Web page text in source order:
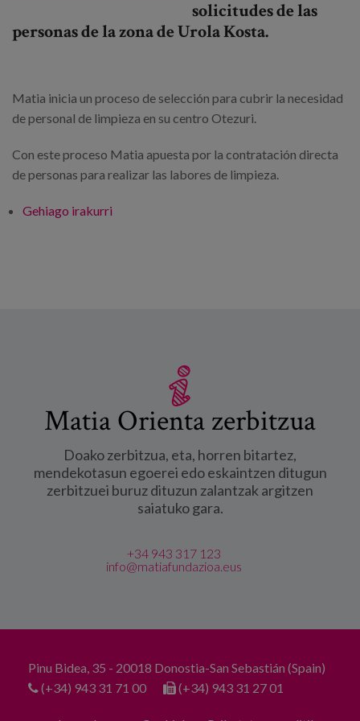
solicitudes de las
personas de la zona de Urola Kosta.
Matia inicia un proceso de selección para cubrir la necesidad
de personal de limpieza en su centro Otezuri.
Con este proceso Matia apuesta por la contratación directa
de personas para realizar las labores de limpieza.
Gehiago irakurri
Matia Orienta zerbitzua
Doako zerbitzua, eta, horren bitartez,
mendekotasun egoerei edo eskaintzen ditugun
zerbitzuei buruz dituzun zalantzak argitzen
saiatuko gara.
+34 943 317 123
info@matiafundazioa.eus
Pinu Bidea, 35 - 20018 Donostia-San Sebastián (Spain)
(+34) 943 31 71 00
(+34) 943 31 27 01